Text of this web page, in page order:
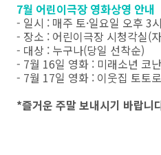
7월 어린이극장 영화상영 안내
- 일시 : 매주 토·일요일 오후 3시
- 장소 : 어린이극장 시청각실(
- 대상 : 누구나(당일 선착순)
- 7월 16일 영화 : 미래소년 코
- 7월 17일 영화 : 이웃집 토토로
*즐거운 주말 보내시기 바랍니